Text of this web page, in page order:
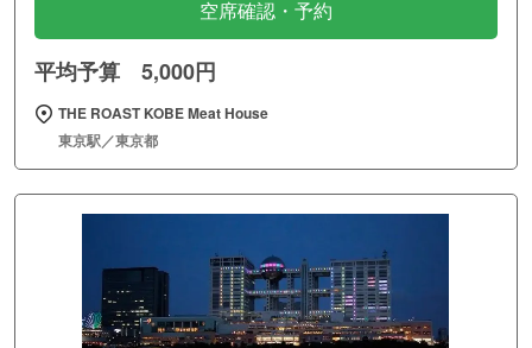
空席確認・予約
平均予算 5,000円
THE ROAST KOBE Meat House
東京駅／東京都